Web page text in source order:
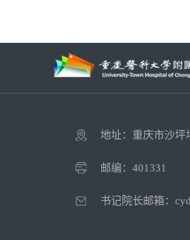
地址：重庆市沙坪
邮编：401331
书记院长邮箱：